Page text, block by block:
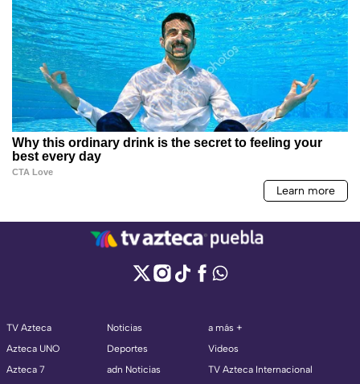
TV Azteca
Azteca UNO
Azteca 7
Noticias
Deportes
adn Noticias
a más +
Videos
TV Azteca Internacional